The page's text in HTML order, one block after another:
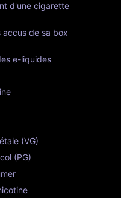
d'une cigarette
accus de sa box
e-liquides
(VG)
(PG)